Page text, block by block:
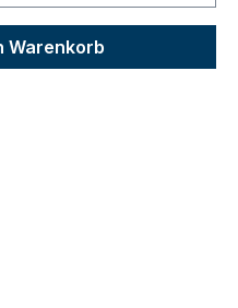
Wert
Warenkorb